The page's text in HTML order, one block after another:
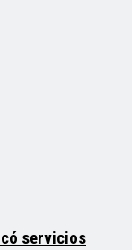
servicios